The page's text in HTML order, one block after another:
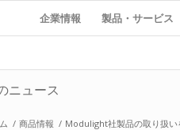
企業情報 製品・サービス
ニュース
/ 商品情報 / Modulight社製品の取り扱い